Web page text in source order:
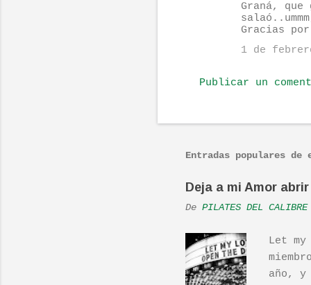
s
Graná,
Gracias
1 de
Publicar un
Entradas populares de
Deja a mi Amor
De PILATES DEL CALIBRE
Let
año,